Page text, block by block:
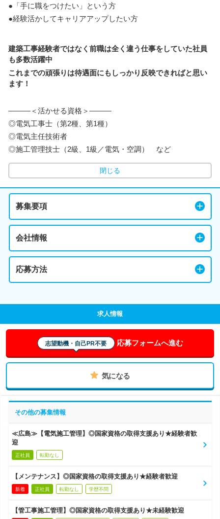
●「手に職をつけたい」という方
●経験活かしてキャリアアップしたい方
建築工事経験者ではなく前職は全く違う仕事をしていた社員
も多数活躍中
これまでの頑張りは待遇面にもしっかり反映できればと思い
ます！
―――＜活かせる資格＞―――
◎電気工事士（第2種、第1種）
◎電気主任技術者
◎施工管理技士（2級、1級／電気・空調） など
閉じる
募集要項
会社情報
応募方法
求人情報
志望動機・自己PR不要 応募フォームへ進む
気になる
その他の募集情報
≪広島≫【電気施工管理】◎国家資格の取得支援あり★経験者歓
迎
正社員 転勤なし
【メンテナンス】◎国家資格の取得支援あり★経験者歓迎
新着 正社員 転勤なし 学歴不問
【管工事施工管理】◎国家資格の取得支援あり★未経験歓迎